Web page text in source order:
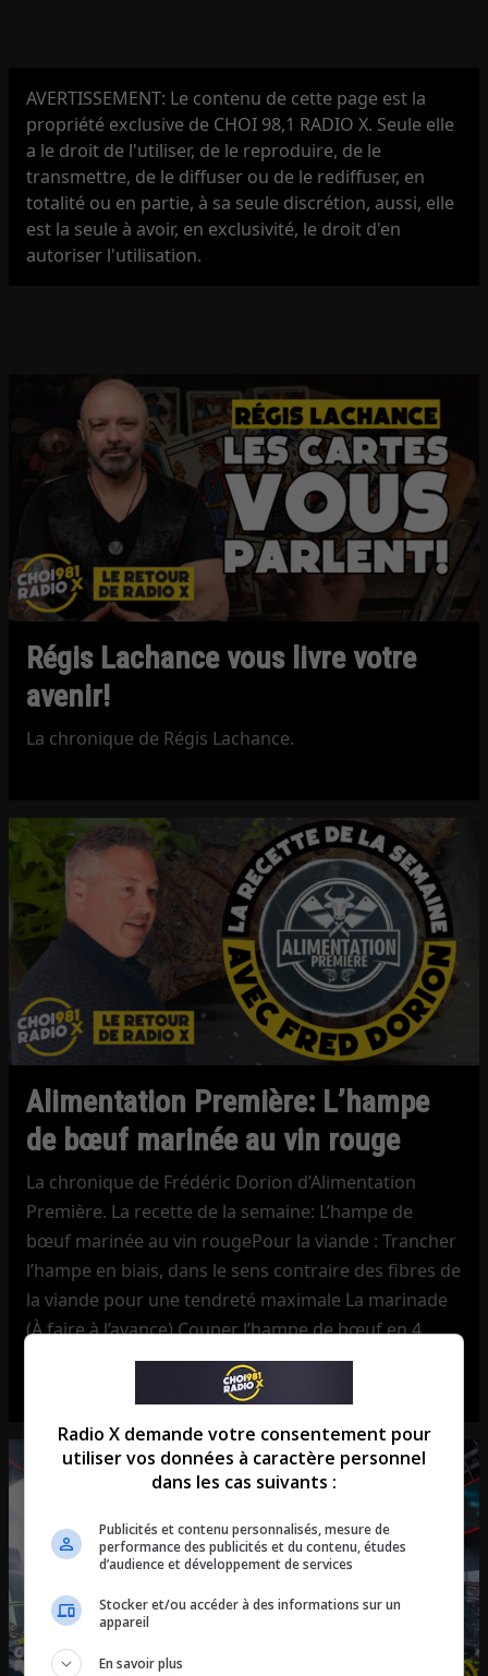
AVERTISSEMENT: Le contenu de cette page est la
propriété exclusive de CHOI 98,1 RADIO X. Seule elle
a le droit de l'utiliser, de le reproduire, de le
transmettre, de le diffuser ou de le rediffuser, en
totalité ou en partie, à sa seule discrétion, aussi, elle
est la seule à avoir, en exclusivité, le droit d'en
autoriser l'utilisation.
Régis Lachance vous livre votre
avenir!
La chronique de Régis Lachance.
Alimentation Première: L’hampe
de bœuf marinée au vin rouge
La chronique de Frédéric Dorion d’Alimentation
Première. La recette de la semaine: L’hampe de
bœuf marinée au vin rougePour la viande : Trancher
l’hampe en biais, dans le sens contraire des fibres de
la viande pour une tendreté maximale La marinade
(À faire à l’avance) Couper l’hampe de bœuf en 4
portions égales si elle […]
Radio X demande votre consentement pour
utiliser vos données à caractère personnel
dans les cas suivants :
Publicités et contenu personnalisés, mesure de
performance des publicités et du contenu, études
d’audience et développement de services
Stocker et/ou accéder à des informations sur un
appareil
En savoir plus